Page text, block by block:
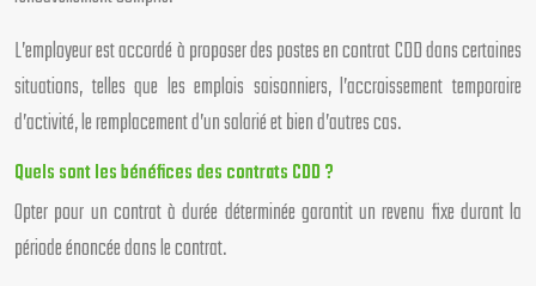
L’employeur est accordé à proposer des postes en contrat CDD dans certaines
situations, telles que les emplois saisonniers, l’accroissement temporaire
d’activité, le remplacement d’un salarié et bien d’autres cas.
Quels sont les bénéfices des contrats CDD ?
Opter pour un contrat à durée déterminée garantit un revenu fixe durant la
période énoncée dans le contrat.